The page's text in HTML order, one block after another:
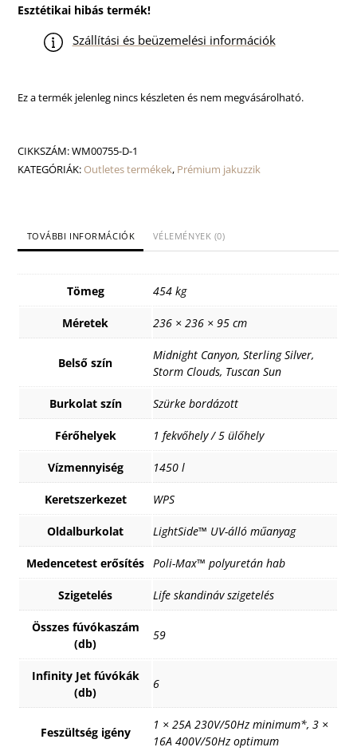
Esztétikai hibás termék!
Szállítási és beüzemelési információk
Ez a termék jelenleg nincs készleten és nem megvásárolható.
CIKKSZÁM:WM00755-D-1
KATEGÓRIÁK:Outletes termékek, Prémium jakuzzik
TOVÁBBI INFORMÁCIÓK VÉLEMÉNYEK (0)
Tömeg 454 kg
Méretek 236 × 236 × 95 cm
Belső szín
Midnight Canyon, Sterling Silver,
Storm Clouds, Tuscan Sun
Burkolat szín Szürke bordázott
Férőhelyek 1 fekvőhely / 5 ülőhely
Vízmennyiség 1450 l
Keretszerkezet WPS
Oldalburkolat LightSide™ UV-álló műanyag
Medencetest erősítés Poli-Max™ polyuretán hab
Szigetelés Life skandináv szigetelés
Összes fúvókaszám
(db)
59
Infinity Jet fúvókák
(db)
6
Feszültség igény
1 × 25A 230V/50Hz minimum*, 3 ×
16A 400V/50Hz optimum